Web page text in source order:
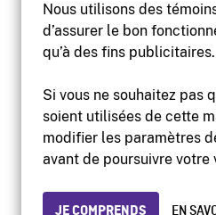
Nous utilisons des
d’assurer le bon
qu’à des fins publicitaires.
Si vous ne souhaitez pas
soient utilisées de cette
modifier les paramètres
avant de poursuivre votre
JE COMPRENDS EN
Site
Protection des